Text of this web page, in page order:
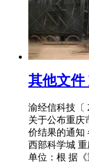
其他文件
渝经信科技〔
关于公布重庆
价结果的通知
西部科学城
单位：根 据